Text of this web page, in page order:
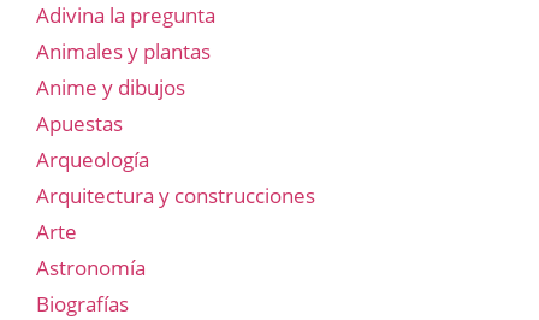
Adivina la pregunta
Animales y plantas
Anime y dibujos
Apuestas
Arqueología
Arquitectura y construcciones
Arte
Astronomía
Biografías